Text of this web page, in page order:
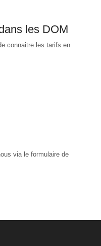
les DOM
connaitre les tarifs en
via le formulaire de